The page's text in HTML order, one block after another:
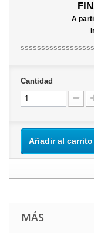
A
ssssssssssssssssss
Cantidad
Añadir al carrito
MÁS